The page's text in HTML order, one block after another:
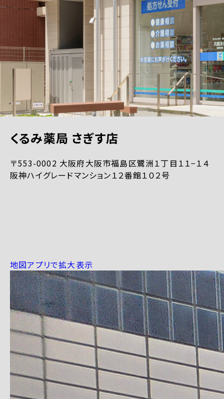
くるみ薬局 さぎす店
〒553-0002 大阪府大阪市福島区鷺洲１丁目１１−１４
阪神ハイグレードマンション１２番館１０２号
地図アプリで拡大表示